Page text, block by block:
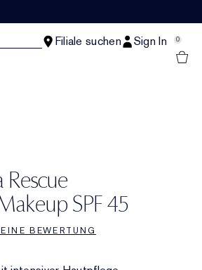
Filiale suchen Sign In 0
Rescue
SPF 45
BEWERTUNG